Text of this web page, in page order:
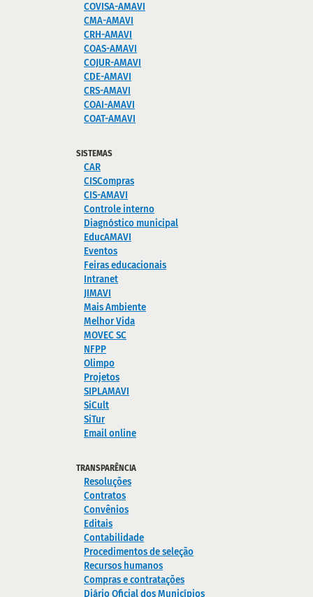
COVISA-AMAVI
CMA-AMAVI
CRH-AMAVI
COAS-AMAVI
COJUR-AMAVI
CDE-AMAVI
CRS-AMAVI
COAI-AMAVI
COAT-AMAVI
SISTEMAS
CAR
CISCompras
CIS-AMAVI
Controle interno
Diagnóstico municipal
EducAMAVI
Eventos
Feiras educacionais
Intranet
JIMAVI
Mais Ambiente
Melhor Vida
MOVEC SC
NFPP
Olimpo
Projetos
SIPLAMAVI
SiCult
SiTur
Email online
TRANSPARÊNCIA
Resoluções
Contratos
Convênios
Editais
Contabilidade
Procedimentos de seleção
Recursos humanos
Compras e contratações
Diário Oficial dos Municípios